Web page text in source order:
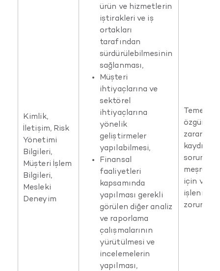
Kimlik,
İletişim, Risk
Yönetimi
Bilgileri,
Müşteri İşlem
Bilgileri,
Mesleki
Deneyim
ürün ve hizmetlerin
iştirakleri ve iş
ortakları
tarafından
sürdürülebilmesinin
sağlanması,
Müşteri
ihtiyaçlarına ve
sektörel
ihtiyaçlarına
yönelik
geliştirmeler
yapılabilmesi,
Finansal
faaliyetleri
kapsamında
yapılması gerekli
görülen diğer analiz
ve raporlama
çalışmalarının
yürütülmesi ve
incelemelerin
yapılması,
Temel
zarar
kaydıyla,
meşru
için veri
zorunlu